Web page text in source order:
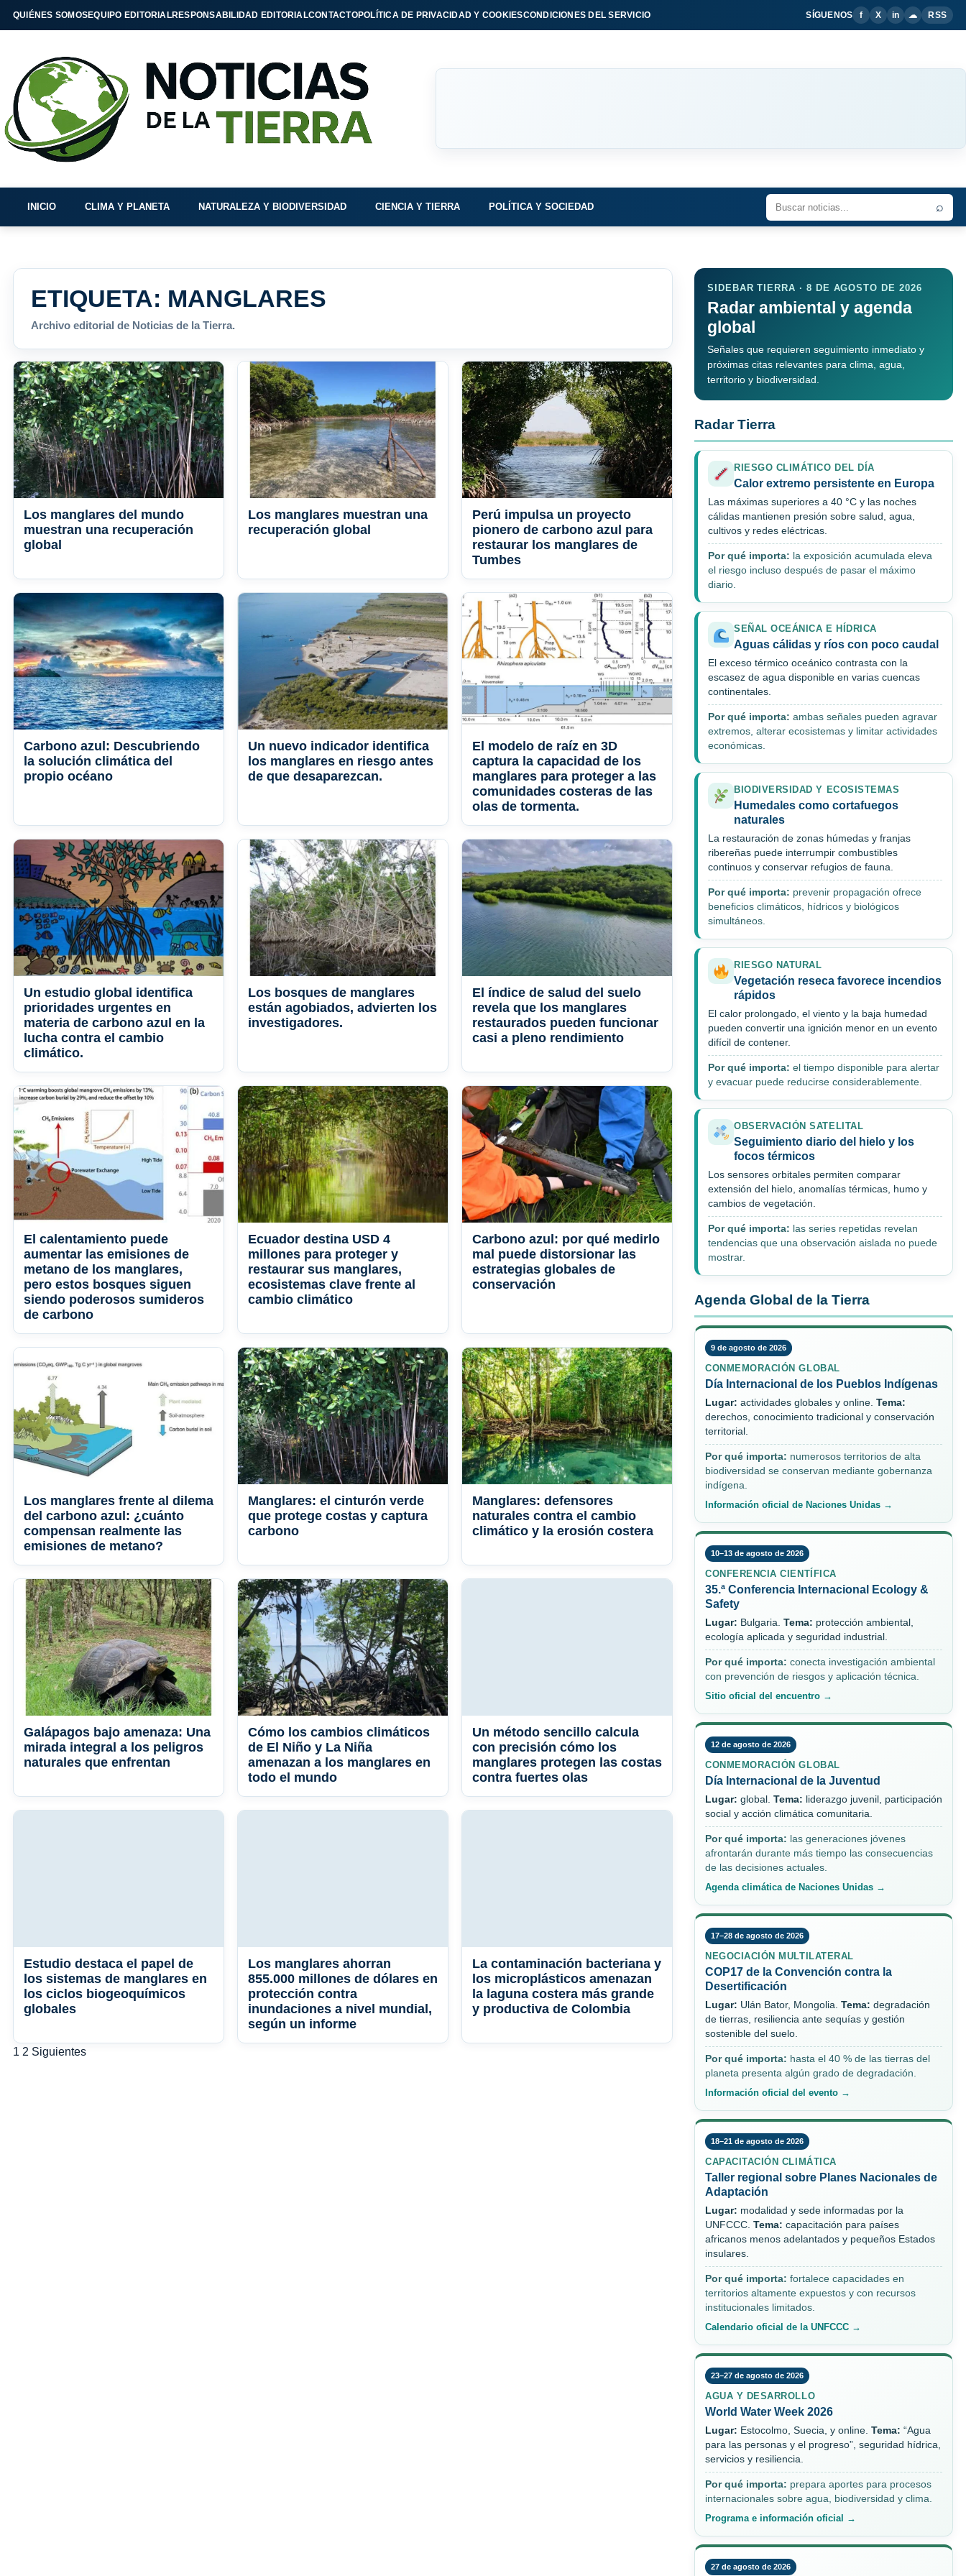
QUIÉNES SOMOSEQUIPO EDITORIALRESPONSABILIDAD EDITORIALCONTACTOPOLÍTICA DE PRIVACIDAD Y COOKIESCONDICIONES DEL SERVICIO SÍGUENOS f X in ☁ RSS
INICIO CLIMA Y PLANETA NATURALEZA Y BIODIVERSIDAD CIENCIA Y TIERRA POLÍTICA Y SOCIEDAD ⌕
ETIQUETA: MANGLARES
Archivo editorial de Noticias de la Tierra.
Los manglares del mundo
muestran una recuperación
global
Los manglares muestran una
recuperación global
Perú impulsa un proyecto
pionero de carbono azul para
restaurar los manglares de
Tumbes
Carbono azul: Descubriendo
la solución climática del
propio océano
Un nuevo indicador identifica
los manglares en riesgo antes
de que desaparezcan.
El modelo de raíz en 3D
captura la capacidad de los
manglares para proteger a las
comunidades costeras de las
olas de tormenta.
Un estudio global identifica
prioridades urgentes en
materia de carbono azul en la
lucha contra el cambio
climático.
Los bosques de manglares
están agobiados, advierten los
investigadores.
El índice de salud del suelo
revela que los manglares
restaurados pueden funcionar
casi a pleno rendimiento
El calentamiento puede
aumentar las emisiones de
metano de los manglares,
pero estos bosques siguen
siendo poderosos sumideros
de carbono
Ecuador destina USD 4
millones para proteger y
restaurar sus manglares,
ecosistemas clave frente al
cambio climático
Carbono azul: por qué medirlo
mal puede distorsionar las
estrategias globales de
conservación
Los manglares frente al dilema
del carbono azul: ¿cuánto
compensan realmente las
emisiones de metano?
Manglares: el cinturón verde
que protege costas y captura
carbono
Manglares: defensores
naturales contra el cambio
climático y la erosión costera
Galápagos bajo amenaza: Una
mirada integral a los peligros
naturales que enfrentan
Cómo los cambios climáticos
de El Niño y La Niña
amenazan a los manglares en
todo el mundo
Un método sencillo calcula
con precisión cómo los
manglares protegen las costas
contra fuertes olas
Estudio destaca el papel de
los sistemas de manglares en
los ciclos biogeoquímicos
globales
Los manglares ahorran
855.000 millones de dólares en
protección contra
inundaciones a nivel mundial,
según un informe
La contaminación bacteriana y
los microplásticos amenazan
la laguna costera más grande
y productiva de Colombia
Paginación
1 2 Siguientes
SIDEBAR TIERRA · 8 DE AGOSTO DE 2026
Radar ambiental y agenda
global
Señales que requieren seguimiento inmediato y
próximas citas relevantes para clima, agua,
territorio y biodiversidad.
Radar Tierra
RIESGO CLIMÁTICO DEL DÍA
Calor extremo persistente en Europa
Las máximas superiores a 40 °C y las noches
cálidas mantienen presión sobre salud, agua,
cultivos y redes eléctricas.
Por qué importa: la exposición acumulada eleva
el riesgo incluso después de pasar el máximo
diario.
SEÑAL OCEÁNICA E HÍDRICA
Aguas cálidas y ríos con poco caudal
El exceso térmico oceánico contrasta con la
escasez de agua disponible en varias cuencas
continentales.
Por qué importa: ambas señales pueden agravar
extremos, alterar ecosistemas y limitar actividades
económicas.
BIODIVERSIDAD Y ECOSISTEMAS
Humedales como cortafuegos
naturales
La restauración de zonas húmedas y franjas
ribereñas puede interrumpir combustibles
continuos y conservar refugios de fauna.
Por qué importa: prevenir propagación ofrece
beneficios climáticos, hídricos y biológicos
simultáneos.
RIESGO NATURAL
Vegetación reseca favorece incendios
rápidos
El calor prolongado, el viento y la baja humedad
pueden convertir una ignición menor en un evento
difícil de contener.
Por qué importa: el tiempo disponible para alertar
y evacuar puede reducirse considerablemente.
OBSERVACIÓN SATELITAL
Seguimiento diario del hielo y los
focos térmicos
Los sensores orbitales permiten comparar
extensión del hielo, anomalías térmicas, humo y
cambios de vegetación.
Por qué importa: las series repetidas revelan
tendencias que una observación aislada no puede
mostrar.
Agenda Global de la Tierra
9 de agosto de 2026
CONMEMORACIÓN GLOBAL
Día Internacional de los Pueblos Indígenas
Lugar: actividades globales y online. Tema:
derechos, conocimiento tradicional y conservación
territorial.
Por qué importa: numerosos territorios de alta
biodiversidad se conservan mediante gobernanza
indígena.
Información oficial de Naciones Unidas →
10–13 de agosto de 2026
CONFERENCIA CIENTÍFICA
35.ª Conferencia Internacional Ecology &
Safety
Lugar: Bulgaria. Tema: protección ambiental,
ecología aplicada y seguridad industrial.
Por qué importa: conecta investigación ambiental
con prevención de riesgos y aplicación técnica.
Sitio oficial del encuentro →
12 de agosto de 2026
CONMEMORACIÓN GLOBAL
Día Internacional de la Juventud
Lugar: global. Tema: liderazgo juvenil, participación
social y acción climática comunitaria.
Por qué importa: las generaciones jóvenes
afrontarán durante más tiempo las consecuencias
de las decisiones actuales.
Agenda climática de Naciones Unidas →
17–28 de agosto de 2026
NEGOCIACIÓN MULTILATERAL
COP17 de la Convención contra la
Desertificación
Lugar: Ulán Bator, Mongolia. Tema: degradación
de tierras, resiliencia ante sequías y gestión
sostenible del suelo.
Por qué importa: hasta el 40 % de las tierras del
planeta presenta algún grado de degradación.
Información oficial del evento →
18–21 de agosto de 2026
CAPACITACIÓN CLIMÁTICA
Taller regional sobre Planes Nacionales de
Adaptación
Lugar: modalidad y sede informadas por la
UNFCCC. Tema: capacitación para países
africanos menos adelantados y pequeños Estados
insulares.
Por qué importa: fortalece capacidades en
territorios altamente expuestos y con recursos
institucionales limitados.
Calendario oficial de la UNFCCC →
23–27 de agosto de 2026
AGUA Y DESARROLLO
World Water Week 2026
Lugar: Estocolmo, Suecia, y online. Tema: “Agua
para las personas y el progreso”, seguridad hídrica,
servicios y resiliencia.
Por qué importa: prepara aportes para procesos
internacionales sobre agua, biodiversidad y clima.
Programa e información oficial →
27 de agosto de 2026